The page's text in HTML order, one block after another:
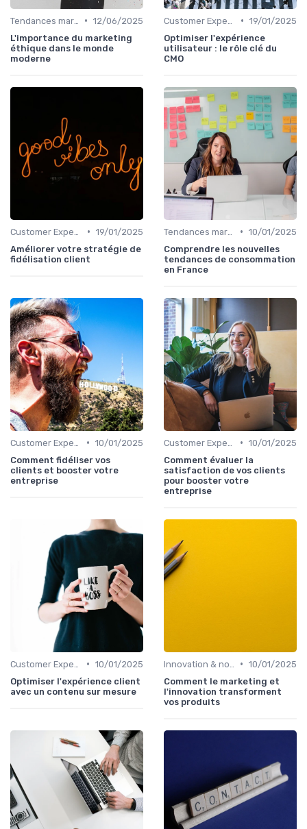
• 12/06/2025
L'importance du marketing
éthique dans le monde
moderne
• 19/01/2025
Optimiser l'expérience
utilisateur : le rôle clé du
CMO
• 19/01/2025
Améliorer votre stratégie de
fidélisation client
• 10/01/2025
Comprendre les nouvelles
tendances de consommation
en France
• 10/01/2025
Comment fidéliser vos
clients et booster votre
entreprise
• 10/01/2025
Comment évaluer la
satisfaction de vos clients
pour booster votre
entreprise
• 10/01/2025
Optimiser l'expérience client
avec un contenu sur mesure
• 10/01/2025
Comment le marketing et
l'innovation transforment
vos produits